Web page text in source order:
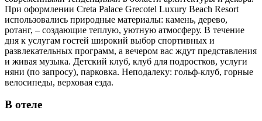
При оформлении Creta Palace Grecotel Luxury Beach Resort
использовались природные материалы: камень, дерево,
ротанг, – создающие теплую, уютную атмосферу. В течение
дня к услугам гостей широкий выбор спортивных и
развлекательных программ, а вечером вас ждут представления
и живая музыка. Детский клуб, клуб для подростков, услуги
няни (по запросу), парковка. Неподалеку: гольф-клуб, горные
велосипеды, верховая езда.
В отеле